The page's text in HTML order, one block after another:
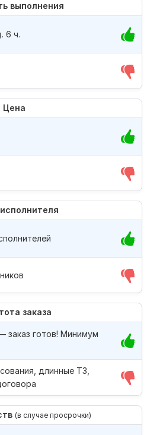
выполнения
6 ч.
Цена
заказа
длинные ТЗ,
заказ готов! Минимум
(в случае просрочки)